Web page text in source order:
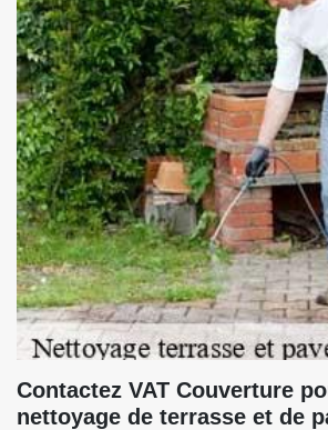
Contactez VAT Couverture
nettoyage de terrasse et de